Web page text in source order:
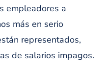
empleadores a
más en serio
representados,
de salarios impagos.